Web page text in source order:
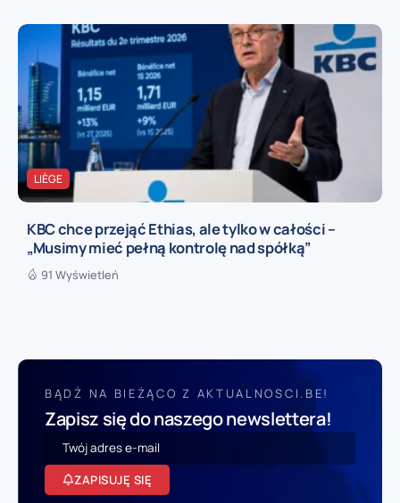
LIÈGE
KBC chce przejąć Ethias, ale tylko w całości –
„Musimy mieć pełną kontrolę nad spółką”
91 Wyświetleń
BĄDŹ NA BIEŻĄCO Z AKTUALNOSCI.BE!
Zapisz się do naszego newslettera!
ZAPISUJĘ SIĘ